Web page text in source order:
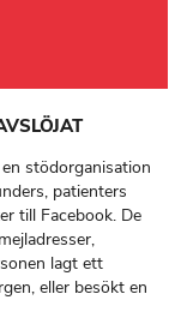
stödorganisation
patienters
till Facebook. De
lagt ett
eller besökt en